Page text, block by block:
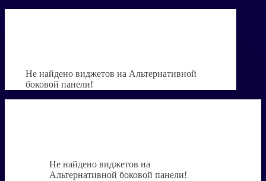
Не найдено виджетов на Альтернативной
боковой панели!
Не найдено виджетов на
Альтернативной боковой панели!